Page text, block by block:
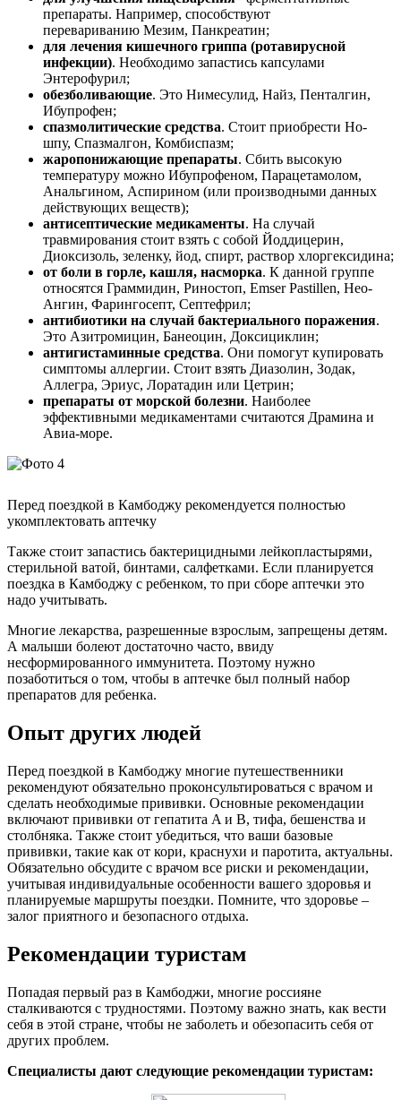
препараты. Например, способствуют
перевариванию Мезим, Панкреатин;
для лечения кишечного гриппа (ротавирусной
инфекции). Необходимо запастись капсулами
Энтерофурил;
обезболивающие. Это Нимесулид, Найз, Пенталгин,
Ибупрофен;
спазмолитические средства. Стоит приобрести Но-
шпу, Спазмалгон, Комбиспазм;
жаропонижающие препараты. Сбить высокую
температуру можно Ибупрофеном, Парацетамолом,
Анальгином, Аспирином (или производными данных
действующих веществ);
антисептические медикаменты. На случай
травмирования стоит взять с собой Йоддицерин,
Диоксизоль, зеленку, йод, спирт, раствор хлоргексидина;
от боли в горле, кашля, насморка. К данной группе
относятся Граммидин, Риностоп, Emser Pastillen, Нео-
Ангин, Фарингосепт, Септефрил;
антибиотики на случай бактериального поражения.
Это Азитромицин, Банеоцин, Доксициклин;
антигистаминные средства. Они помогут купировать
симптомы аллергии. Стоит взять Диазолин, Зодак,
Аллегра, Эриус, Лоратадин или Цетрин;
препараты от морской болезни. Наиболее
эффективными медикаментами считаются Драмина и
Авиа-море.
Перед поездкой в Камбоджу рекомендуется полностью
укомплектовать аптечку
Также стоит запастись бактерицидными лейкопластырями,
стерильной ватой, бинтами, салфетками. Если планируется
поездка в Камбоджу с ребенком, то при сборе аптечки это
надо учитывать.
Многие лекарства, разрешенные взрослым, запрещены детям.
А малыши болеют достаточно часто, ввиду
несформированного иммунитета. Поэтому нужно
позаботиться о том, чтобы в аптечке был полный набор
препаратов для ребенка.
Опыт других людей
Перед поездкой в Камбоджу многие путешественники
рекомендуют обязательно проконсультироваться с врачом и
сделать необходимые прививки. Основные рекомендации
включают прививки от гепатита A и В, тифа, бешенства и
столбняка. Также стоит убедиться, что ваши базовые
прививки, такие как от кори, краснухи и паротита, актуальны.
Обязательно обсудите с врачом все риски и рекомендации,
учитывая индивидуальные особенности вашего здоровья и
планируемые маршруты поездки. Помните, что здоровье –
залог приятного и безопасного отдыха.
Рекомендации туристам
Попадая первый раз в Камбоджи, многие россияне
сталкиваются с трудностями. Поэтому важно знать, как вести
себя в этой стране, чтобы не заболеть и обезопасить себя от
других проблем.
Специалисты дают следующие рекомендации туристам: